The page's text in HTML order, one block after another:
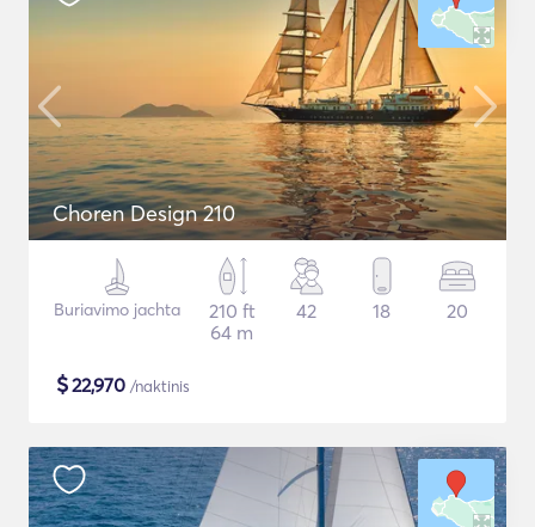
Choren Design 210
Buriavimo jachta
210 ft
64 m
42 18 20
$22,970 /naktinis